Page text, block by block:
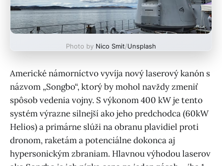
Photo by Nico Smit/Unsplash
Americké námorníctvo vyvíja nový laserový kanón s
názvom „Songbo“, ktorý by mohol navždy zmeniť
spôsob vedenia vojny. S výkonom 400 kW je tento
systém výrazne silnejší ako jeho predchodca (60kW
Helios) a primárne slúži na obranu plavidiel proti
dronom, raketám a potenciálne dokonca aj
hypersonickým zbraniam. Hlavnou výhodou laserov